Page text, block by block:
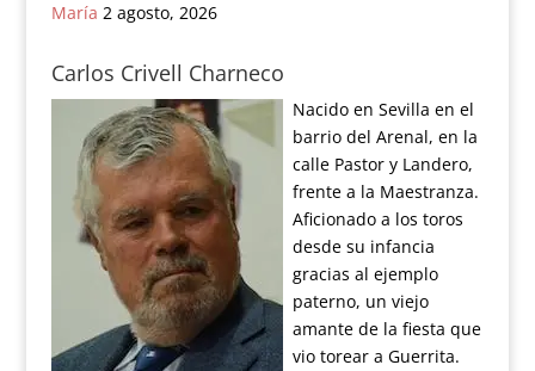
María 2 agosto, 2026
Carlos Crivell Charneco
Nacido en Sevilla en el
barrio del Arenal, en la
calle Pastor y Landero,
frente a la Maestranza.
Aficionado a los toros
desde su infancia
gracias al ejemplo
paterno, un viejo
amante de la fiesta que
vio torear a Guerrita.